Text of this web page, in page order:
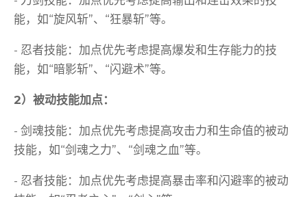
能，如“旋风斩”、“狂暴斩”等。
- 忍者技能：加点优先考虑提高爆发和生存能力的技
能，如“暗影斩”、“闪避术”等。
2）被动技能加点：
- 剑魂技能：加点优先考虑提高攻击力和生命值的被动
技能，如“剑魂之力”、“剑魂之血”等。
- 忍者技能：加点优先考虑提高暴击率和闪避率的被动